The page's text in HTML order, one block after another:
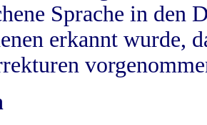
Sprache in
erkannt wurde,